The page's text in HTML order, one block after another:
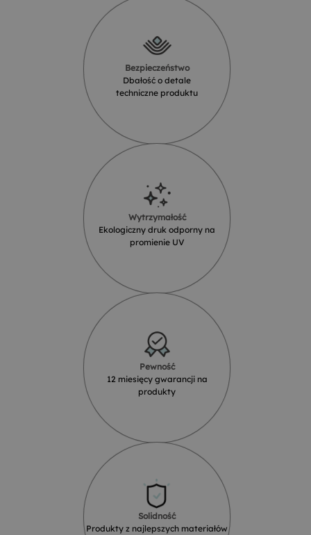
Bezpieczeństwo
Dbałość o detale
techniczne produktu
Wytrzymałość
Ekologiczny druk odporny na
promienie UV
Pewność
12 miesięcy gwarancji na
produkty
Solidność
Produkty z najlepszych materiałów